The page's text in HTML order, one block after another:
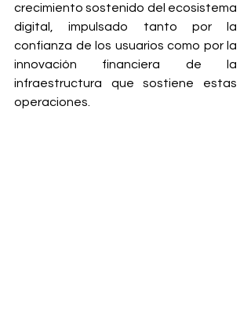
crecimiento sostenido del ecosistema
digital, impulsado tanto por la
confianza de los usuarios como por la
innovación financiera de la
infraestructura que sostiene estas
operaciones.